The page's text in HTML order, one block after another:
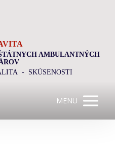
AMBULANTNÝCH
- SKÚSENOSTI
MENU